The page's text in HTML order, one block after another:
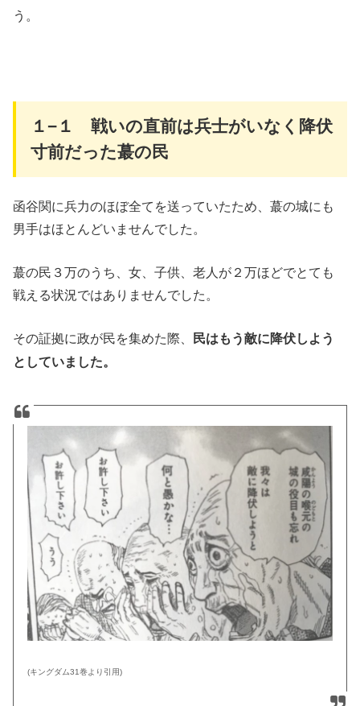
う。
１−１ 戦いの直前は兵士がいなく降伏
寸前だった蕞の民
函谷関に兵力のほぼ全てを送っていたため、蕞の城にも
男手はほとんどいませんでした。
蕞の民３万のうち、女、子供、老人が２万ほどでとても
戦える状況ではありませんでした。
その証拠に政が民を集めた際、
民はもう敵に降伏しよう
としていました。
(キングダム31巻より引用)